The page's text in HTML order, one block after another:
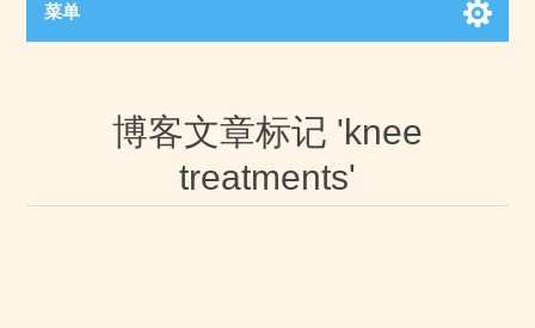
菜单
博客文章标记 'knee
treatments'